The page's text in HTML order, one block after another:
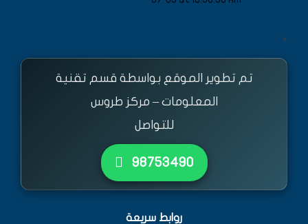
<
تم تطوير الموقع بواسطة قسم تقنية
المعلومات – مركز طروس
للتواصل
٩٨٧٥٣٤٩٠
روابط سريعة